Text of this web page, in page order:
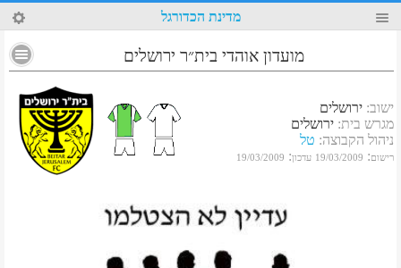
46 מדינת הכדורגל
מועדון אוהדי בית״ר ירושלים
ישוב: ירושלים
מגרש בית: ירושלים
ניהול הקבוצה: טל
רישום:
19/03/2009 עדכון:
19/03/2009